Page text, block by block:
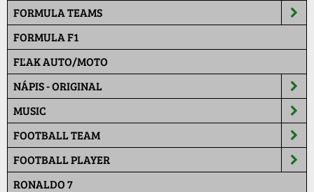
FORMULA TEAMS
FORMULA F1
FĽAK AUTO/MOTO
NÁPIS - ORIGINAL
MUSIC
FOOTBALL TEAM
FOOTBALL PLAYER
RONALDO 7